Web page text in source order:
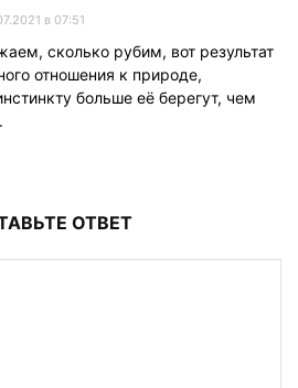
в 07:51
сколько рубим, вот результат
отношения к природе,
больше её берегут, чем
ОТВЕТ